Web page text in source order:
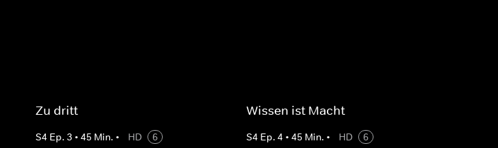
Zu dritt
S4 Ep. 3 • 45 Min. • HD
6
Wissen ist Macht
S4 Ep. 4 • 45 Min. • HD
6